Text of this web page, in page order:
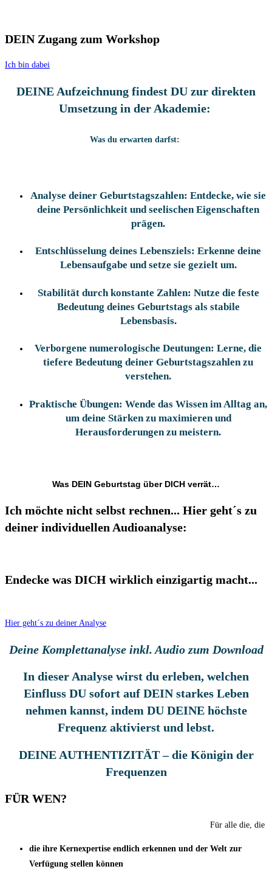
DEIN Zugang zum Workshop
Ich bin dabei
DEINE Aufzeichnung findest DU zur direkten
Umsetzung in der Akademie:
Was du erwarten darfst:
Analyse deiner Geburtstagszahlen: Entdecke, wie sie
deine Persönlichkeit und seelischen Eigenschaften
prägen.
Entschlüsselung deines Lebensziels: Erkenne deine
Lebensaufgabe und setze sie gezielt um.
Stabilität durch konstante Zahlen: Nutze die feste
Bedeutung deines Geburtstags als stabile
Lebensbasis.
Verborgene numerologische Deutungen: Lerne, die
tiefere Bedeutung deiner Geburtstagszahlen zu
verstehen.
Praktische Übungen: Wende das Wissen im Alltag an,
um deine Stärken zu maximieren und
Herausforderungen zu meistern.
Was DEIN Geburtstag über DICH verrät…
Ich möchte nicht selbst rechnen... Hier geht´s zu
deiner individuellen Audioanalyse:
Endecke was DICH wirklich einzigartig macht...
Hier geht´s zu deiner Analyse
Deine Komplettanalyse inkl. Audio zum Download
In dieser Analyse wirst du erleben, welchen
Einfluss DU sofort auf DEIN starkes Leben
nehmen kannst, indem DU DEINE höchste
Frequenz aktivierst und lebst.
DEINE AUTHENTIZITÄT – die Königin der
Frequenzen
FÜR WEN?
Für alle die, die
die ihre Kernexpertise endlich erkennen und der Welt zur
Verfügung stellen können